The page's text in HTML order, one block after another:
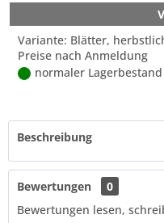
Variante: Blätter,
Preise nach Anmeldung
normaler Lagerbestand
Beschreibung
Bewertungen
0
Bewertungen lesen,